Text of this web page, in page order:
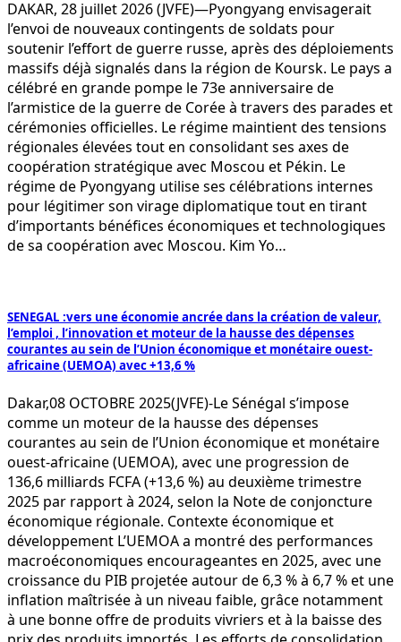
DAKAR, 28 juillet 2026 (JVFE)—Pyongyang envisagerait
l’envoi de nouveaux contingents de soldats pour
soutenir l’effort de guerre russe, après des déploiements
massifs déjà signalés dans la région de Koursk. Le pays a
célébré en grande pompe le 73e anniversaire de
l’armistice de la guerre de Corée à travers des parades et
cérémonies officielles. Le régime maintient des tensions
régionales élevées tout en consolidant ses axes de
coopération stratégique avec Moscou et Pékin. Le
régime de Pyongyang utilise ses célébrations internes
pour légitimer son virage diplomatique tout en tirant
d’importants bénéfices économiques et technologiques
de sa coopération avec Moscou. Kim Yo…
SENEGAL :vers une économie ancrée dans la création de valeur,
l’emploi , l’innovation et moteur de la hausse des dépenses
courantes au sein de l’Union économique et monétaire ouest-
africaine (UEMOA) avec +13,6 %
Dakar,08 OCTOBRE 2025(JVFE)-Le Sénégal s’impose
comme un moteur de la hausse des dépenses
courantes au sein de l’Union économique et monétaire
ouest-africaine (UEMOA), avec une progression de
136,6 milliards FCFA (+13,6 %) au deuxième trimestre
2025 par rapport à 2024, selon la Note de conjoncture
économique régionale. Contexte économique et
développement L’UEMOA a montré des performances
macroéconomiques encourageantes en 2025, avec une
croissance du PIB projetée autour de 6,3 % à 6,7 % et une
inflation maîtrisée à un niveau faible, grâce notamment
à une bonne offre de produits vivriers et à la baisse des